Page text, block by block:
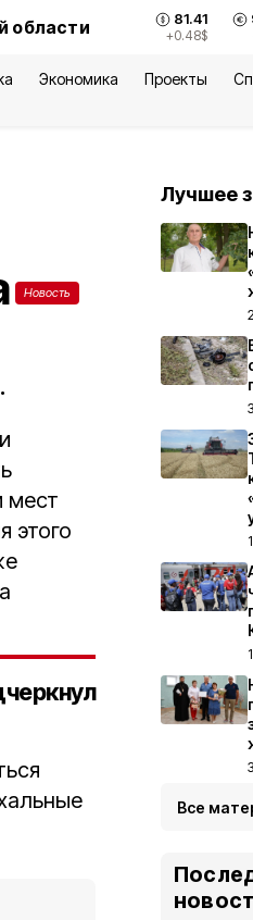
области 81.41
+0.48$
Экономика Проекты
Новость
мест
этого
Лучшее
Все